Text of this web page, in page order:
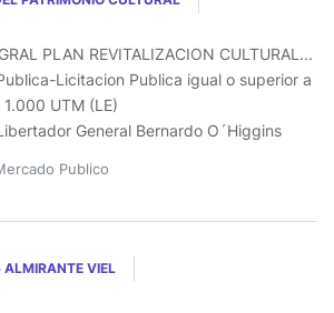
PLAN REVITALIZACION CULTURAL...
Licitacion Publica igual o superior a
UTM (LE)
General Bernardo O´Higgins
Publico
ALMIRANTE VIEL